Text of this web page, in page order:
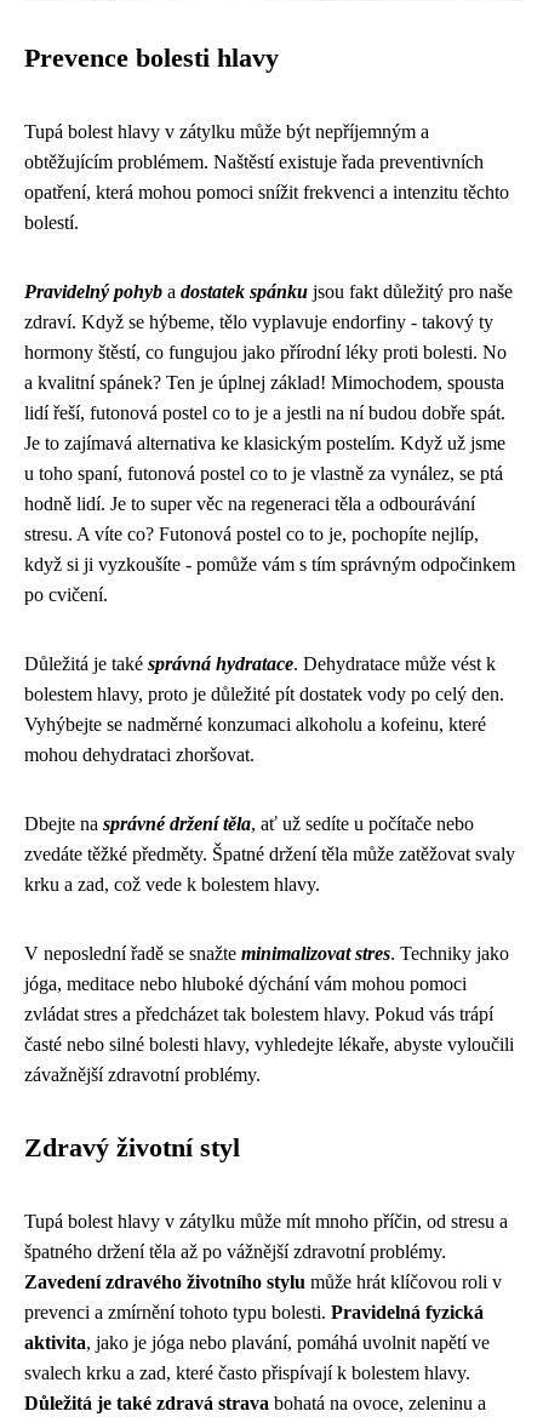
Prevence bolesti hlavy
Tupá bolest hlavy v zátylku může být nepříjemným a
obtěžujícím problémem. Naštěstí existuje řada preventivních
opatření, která mohou pomoci snížit frekvenci a intenzitu těchto
bolestí.
Pravidelný pohyb a dostatek spánku jsou fakt důležitý pro naše
zdraví. Když se hýbeme, tělo vyplavuje endorfiny - takový ty
hormony štěstí, co fungujou jako přírodní léky proti bolesti. No
a kvalitní spánek? Ten je úplnej základ! Mimochodem, spousta
lidí řeší, futonová postel co to je a jestli na ní budou dobře spát.
Je to zajímavá alternativa ke klasickým postelím. Když už jsme
u toho spaní, futonová postel co to je vlastně za vynález, se ptá
hodně lidí. Je to super věc na regeneraci těla a odbourávání
stresu. A víte co? Futonová postel co to je, pochopíte nejlíp,
když si ji vyzkoušíte - pomůže vám s tím správným odpočinkem
po cvičení.
Důležitá je také správná hydratace. Dehydratace může vést k
bolestem hlavy, proto je důležité pít dostatek vody po celý den.
Vyhýbejte se nadměrné konzumaci alkoholu a kofeinu, které
mohou dehydrataci zhoršovat.
Dbejte na správné držení těla, ať už sedíte u počítače nebo
zvedáte těžké předměty. Špatné držení těla může zatěžovat svaly
krku a zad, což vede k bolestem hlavy.
V neposlední řadě se snažte minimalizovat stres. Techniky jako
jóga, meditace nebo hluboké dýchání vám mohou pomoci
zvládat stres a předcházet tak bolestem hlavy. Pokud vás trápí
časté nebo silné bolesti hlavy, vyhledejte lékaře, abyste vyloučili
závažnější zdravotní problémy.
Zdravý životní styl
Tupá bolest hlavy v zátylku může mít mnoho příčin, od stresu a
špatného držení těla až po vážnější zdravotní problémy.
Zavedení zdravého životního stylu může hrát klíčovou roli v
prevenci a zmírnění tohoto typu bolesti. Pravidelná fyzická
aktivita, jako je jóga nebo plavání, pomáhá uvolnit napětí ve
svalech krku a zad, které často přispívají k bolestem hlavy.
Důležitá je také zdravá strava bohatá na ovoce, zeleninu a